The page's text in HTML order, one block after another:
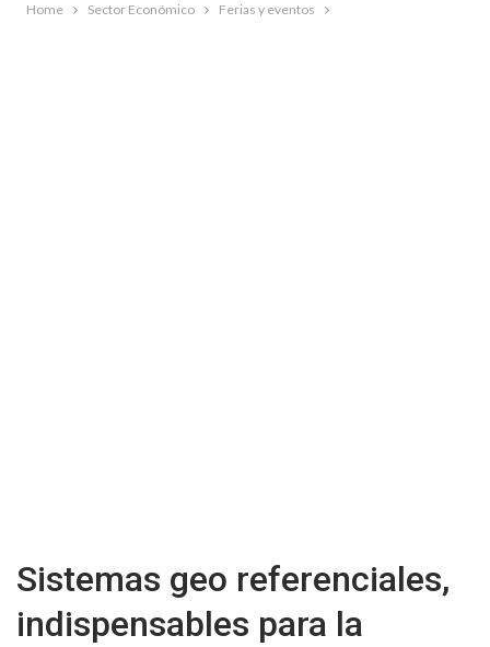
Home Sector Económico Ferias y eventos
Sistemas geo referenciales,
indispensables para la